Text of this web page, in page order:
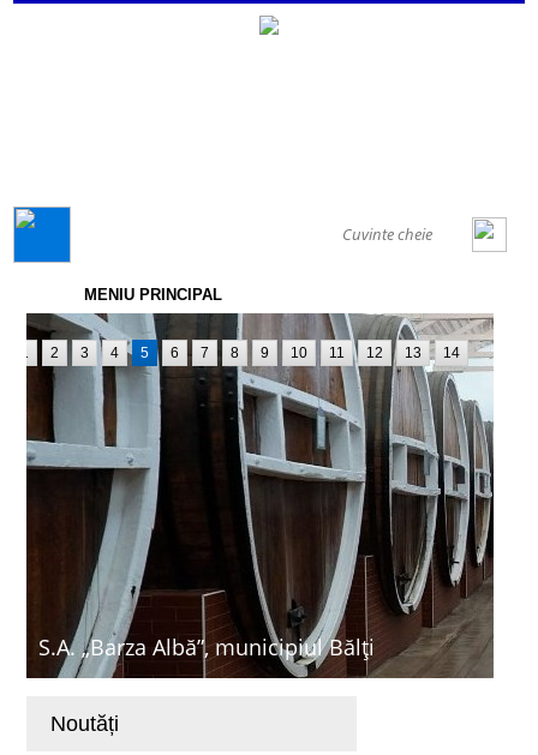
MENIU PRINCIPAL
S.A. „Barza Albă”, municipiul Bălți
1 2 3 4 5 6 7 8 9 10 11 12 13 14
Noutăți